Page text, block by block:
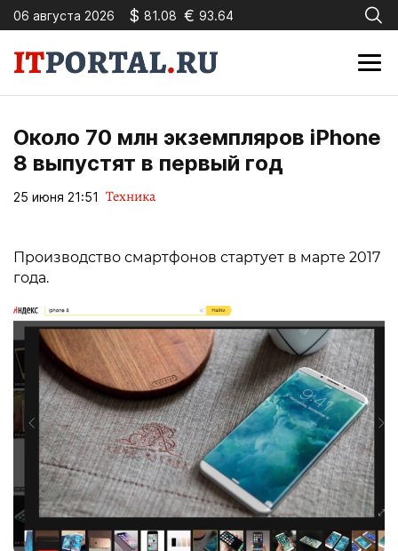
06 августа 2026 $ 81.08 € 93.64
Около 70 млн экземпляров iPhone
8 выпустят в первый год
25 июня 21:51 Техника
Производство смартфонов стартует в марте 2017
года.